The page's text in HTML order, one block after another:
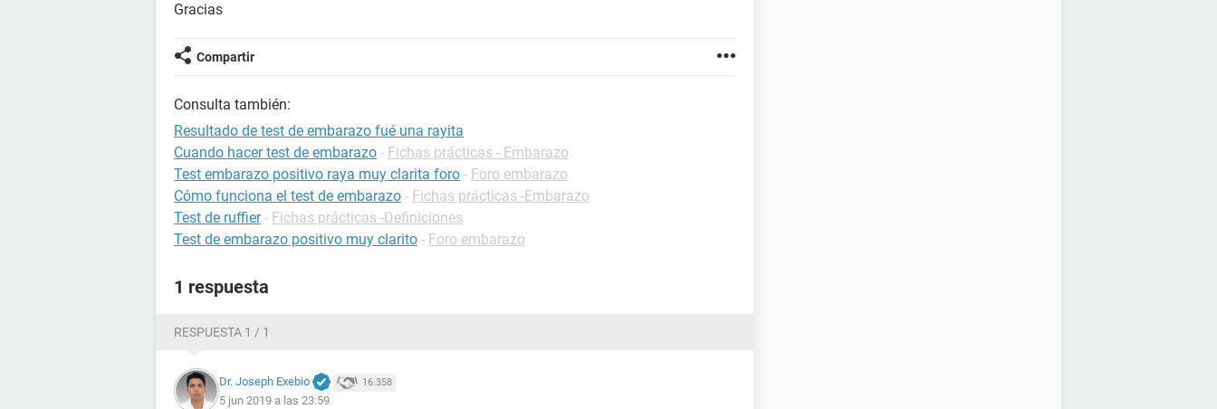
Gracias
Compartir
Consulta también:
Resultado de test de embarazo fué una rayita
Cuando hacer test de embarazo - Fichas prácticas - Embarazo
Test embarazo positivo raya muy clarita foro - Foro embarazo
Cómo funciona el test de embarazo - Fichas prácticas -Embarazo
Test de ruffier - Fichas prácticas -Definiciones
Test de embarazo positivo muy clarito - Foro embarazo
1 respuesta
RESPUESTA 1 / 1
Dr. Joseph Exebio 16.358
5 jun 2019 a las 23:59